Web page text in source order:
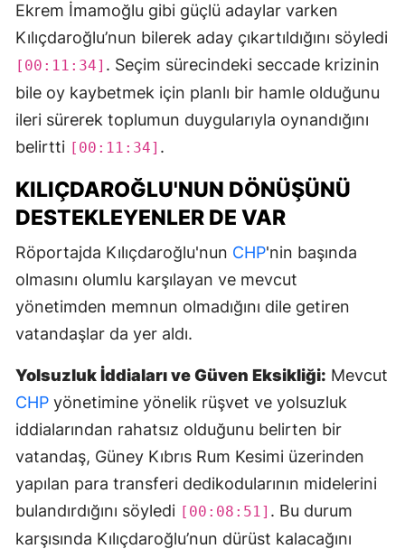
Ekrem İmamoğlu gibi güçlü adaylar varken
Kılıçdaroğlu’nun bilerek aday çıkartıldığını söyledi
[00:11:34] . Seçim sürecindeki seccade krizinin
bile oy kaybetmek için planlı bir hamle olduğunu
ileri sürerek toplumun duygularıyla oynandığını
belirtti [00:11:34] .
KILIÇDAROĞLU'NUN DÖNÜŞÜNÜ
DESTEKLEYENLER DE VAR
Röportajda Kılıçdaroğlu'nun CHP'nin başında
olmasını olumlu karşılayan ve mevcut
yönetimden memnun olmadığını dile getiren
vatandaşlar da yer aldı.
Yolsuzluk İddiaları ve Güven Eksikliği: Mevcut
CHP yönetimine yönelik rüşvet ve yolsuzluk
iddialarından rahatsız olduğunu belirten bir
vatandaş, Güney Kıbrıs Rum Kesimi üzerinden
yapılan para transferi dedikodularının midelerini
bulandırdığını söyledi [00:08:51] . Bu durum
karşısında Kılıçdaroğlu’nun dürüst kalacağını